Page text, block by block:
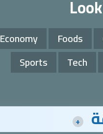
Economy Foods
Sports
Tech
+